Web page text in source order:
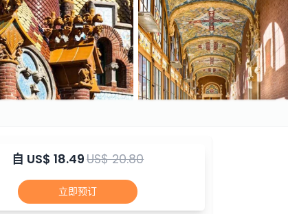
自 US$ 18.49US$ 20.80
立即预订